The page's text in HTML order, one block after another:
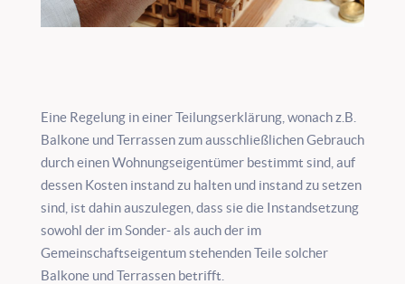
Eine Regelung in einer Teilungserklärung, wonach z.B.
Balkone und Terrassen zum ausschließlichen Gebrauch
durch einen Wohnungseigentümer bestimmt sind, auf
dessen Kosten instand zu halten und instand zu setzen
sind, ist dahin auszulegen, dass sie die Instandsetzung
sowohl der im Sonder- als auch der im
Gemeinschaftseigentum stehenden Teile solcher
Balkone und Terrassen betrifft.